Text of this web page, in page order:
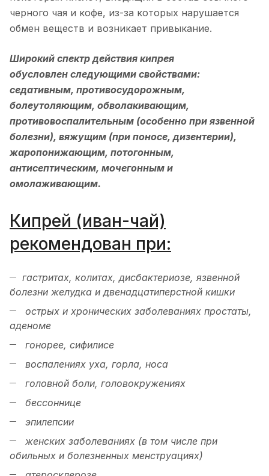
черного чая и кофе, из-за которых нарушается
обмен веществ и возникает привыкание.
Широкий спектр действия кипрея
обусловлен следующими свойствами:
седативным, противосудорожным,
болеутоляющим, обволакивающим,
противовоспалительным (особенно при язвенной
болезни), вяжущим (при поносе, дизентерии),
жаропонижающим, потогонным,
антисептическим, мочегонным и
омолаживающим.
Кипрей (иван-чай)
рекомендован при:
гастритах, колитах, дисбактериозе, язвенной
болезни желудка и двенадцатиперстной кишки
острых и хронических заболеваниях простаты,
аденоме
гонорее, сифилисе
воспалениях уха, горла, носа
головной боли, головокружениях
бессоннице
эпилепсии
женских заболеваниях (в том числе при
обильных и болезненных менструациях)